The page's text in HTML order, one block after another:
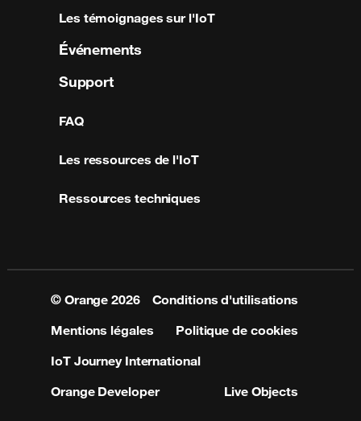
Les témoignages sur l'IoT
Événements
Support
FAQ
Les ressources de l'IoT
Ressources techniques
© Orange2026
Conditions d'utilisations
Mentions légales
Politique de cookies
IoT Journey International
Orange Developer
Live Objects